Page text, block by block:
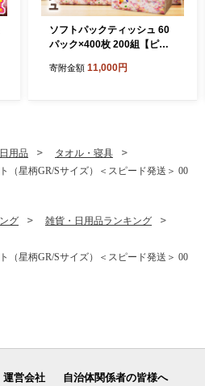
ソフトパックティッシュ 60
パック×400枚 200組【ピュ
急上昇 まとめ買い 日用品 常
寄附金額 11,000円
用品
タオル・寝具
（星柄GR/Sサイズ）＜スピード発送＞ 00
グ
雑貨・日用品ランキング
（星柄GR/Sサイズ）＜スピード発送＞ 00
運営会社 自治体関係者の皆様へ